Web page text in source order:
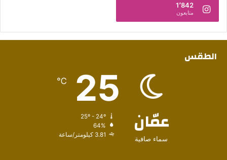
1٬842
متابعون
الطقس
عمّان
سماء صافية
25
℃
64%
3.81 كيلومتر/ساعة